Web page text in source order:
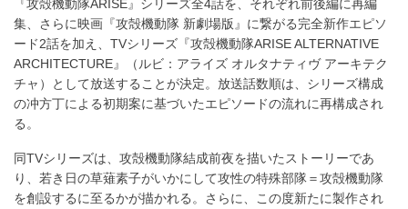
『攻殻機動隊ARISE』シリーズ全4話を、それぞれ前後編に再編
集、さらに映画『攻殻機動隊 新劇場版』に繋がる完全新作エピソ
ード2話を加え、TVシリーズ『攻殻機動隊ARISE ALTERNATIVE
ARCHITECTURE』（ルビ：アライズ オルタナティヴ アーキテク
チャ）として放送することが決定。放送話数順は、シリーズ構成
の冲方丁による初期案に基づいたエピソードの流れに再構成され
る。
同TVシリーズは、攻殻機動隊結成前夜を描いたストーリーであ
り、若き日の草薙素子がいかにして攻性の特殊部隊＝攻殻機動隊
を創設するに至るかが描かれる。さらに、この度新たに製作され